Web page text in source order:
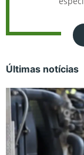
Últimas notícias